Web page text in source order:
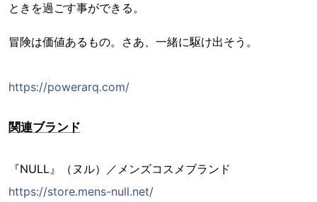
ときを過ごす事ができる。
冒険は価値あるもの。さあ、一緒に駆け出そう。
https://powerarq.com/
関連ブランド
『NULL』（ヌル）／メンズコスメブランド
https://store.mens-null.net/